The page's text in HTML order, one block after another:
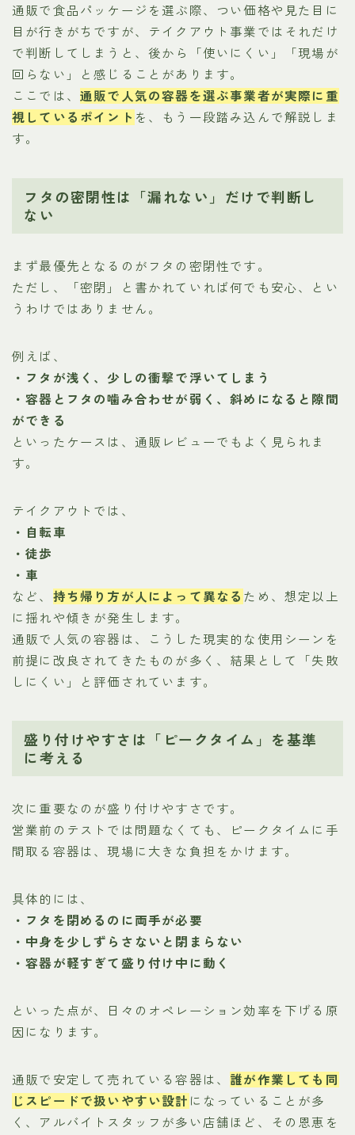
通販で食品パッケージを選ぶ際、つい価格や見た目に
目が行きがちですが、テイクアウト事業ではそれだけ
で判断してしまうと、後から「使いにくい」「現場が
回らない」と感じることがあります。
ここでは、 通販で人気の容器を選ぶ事業者が実際に重
視しているポイント を、もう一段踏み込んで解説しま
す。
フタの密閉性は「漏れない」だけで判断し
ない
まず最優先となるのがフタの密閉性です。
ただし、「密閉」と書かれていれば何でも安心、とい
うわけではありません。
例えば、
・フタが浅く、少しの衝撃で浮いてしまう
・容器とフタの噛み合わせが弱く、斜めになると隙間
ができる
といったケースは、通販レビューでもよく見られま
す。
テイクアウトでは、
・自転車
・徒歩
・車
など、 持ち帰り方が人によって異なる ため、想定以上
に揺れや傾きが発生します。
通販で人気の容器は、こうした現実的な使用シーンを
前提に改良されてきたものが多く、結果として「失敗
しにくい」と評価されています。
盛り付けやすさは「ピークタイム」を基準
に考える
次に重要なのが盛り付けやすさです。
営業前のテストでは問題なくても、ピークタイムに手
間取る容器は、現場に大きな負担をかけます。
具体的には、
・フタを閉めるのに両手が必要
・中身を少しずらさないと閉まらない
・容器が軽すぎて盛り付け中に動く
といった点が、日々のオペレーション効率を下げる原
因になります。
通販で安定して売れている容器は、 誰が作業しても同
じスピードで扱いやすい設計 になっていることが多
く、アルバイトスタッフが多い店舗ほど、その恩恵を